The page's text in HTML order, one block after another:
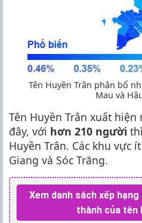
Tên Huyền Trân phân bổ
Mau và
Tên Huyền Trân xuất hiện
đây, với hơn 210 người
Huyền Trân. Các khu vực
Giang và Sóc Trăng.
Xem danh sách xếp
thành của tên